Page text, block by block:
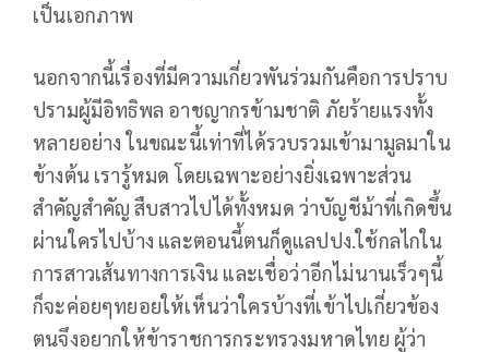
เป็นเอกภาพ
นอกจากนี้เรื่องที่มีความเกี่ยวพันร่วมกันคือการปราบ
ปรามผู้มีอิทธิพล​ อาชญากรข้ามชาติ ภัยร้ายแรงทั้ง
หลายอย่าง ในขณะนี้เท่าที่ได้รวบรวมเข้ามามูลมาใน
ข้างต้น เรารู้หมด โดยเฉพาะอย่างยิ่งเฉพาะส่วน
สำคัญสำคัญ สืบสาวไปได้ทั้งหมด ว่าบัญชีม้าที่เกิดขึ้น
ผ่านใครไปบ้าง และตอนนี้ตนก็ดูแลปปง.ใช้กลไกใน
การสาวเส้นทางการเงิน และเชื่อว่าอีกไม่นานเร็วๆนี้
ก็จะค่อยๆทยอยให้เห็นว่าใครบ้างที่เข้าไปเกี่ยวข้อง
ตนจึงอยากให้ข้าราชการกระทรวงมหาดไทย​ ผู้ว่า